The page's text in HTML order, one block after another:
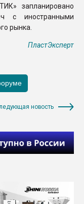
запланировано
с иностранными
рынка.
ПластЭксперт
новость